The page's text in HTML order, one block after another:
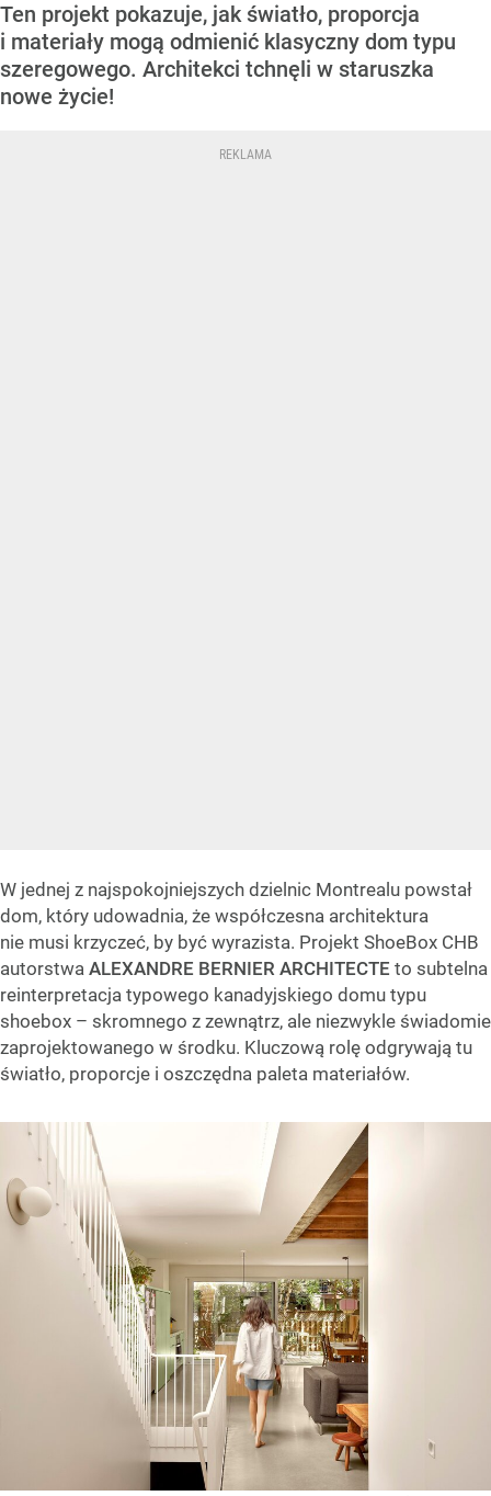
Ten projekt pokazuje, jak światło, proporcja
i materiały mogą odmienić klasyczny dom typu
szeregowego. Architekci tchnęli w staruszka
nowe życie!
W jednej z najspokojniejszych dzielnic Montrealu powstał
dom, który udowadnia, że współczesna architektura
nie musi krzyczeć, by być wyrazista. Projekt ShoeBox CHB
autorstwa ALEXANDRE BERNIER ARCHITECTE to subtelna
reinterpretacja typowego kanadyjskiego domu typu
shoebox – skromnego z zewnątrz, ale niezwykle świadomie
zaprojektowanego w środku. Kluczową rolę odgrywają tu
światło, proporcje i oszczędna paleta materiałów.